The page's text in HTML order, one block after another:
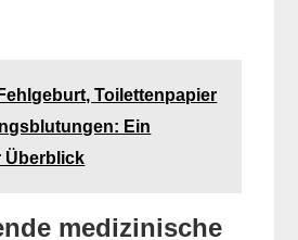
Fehlgeburt, Toilettenpapier
Ein
Überblick
medizinische